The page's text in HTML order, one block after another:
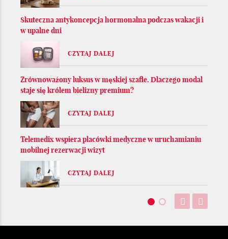
Skuteczna antykoncepcja hormonalna podczas wakacji i
w upalne dni
CZYTAJ DALEJ
Zrównoważony luksus w męskiej szafie. Dlaczego modal
staje się królem bielizny premium?
CZYTAJ DALEJ
Telemedix wspiera placówki medyczne w uruchamianiu
mobilnej rezerwacji wizyt
CZYTAJ DALEJ